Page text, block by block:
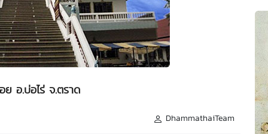
อ.บ่อไร่ จ.ตราด
DhammathaiTeam